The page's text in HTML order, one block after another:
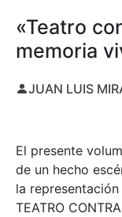
«Teatro
memoria
JUAN LUIS
El presente
de un hecho
la
TEATRO